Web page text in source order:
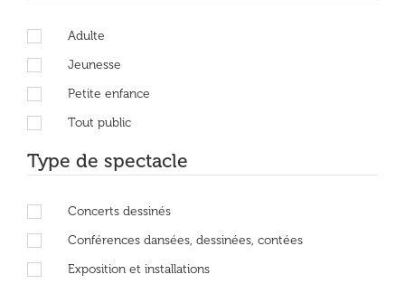
Adulte
Jeunesse
Petite enfance
Tout public
Type de spectacle
Concerts dessinés
Conférences dansées, dessinées, contées
Exposition et installations